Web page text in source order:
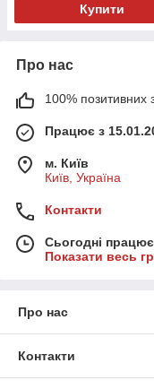
Купити
Про нас
100% позитивних з
Працює з
м. Київ
Київ, Україна
Контакти
Сьогодні
Показати весь
Про нас
Контакти